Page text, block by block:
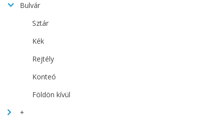
Bulvár
Sztár
Kék
Rejtély
Konteó
Földön kívül
+